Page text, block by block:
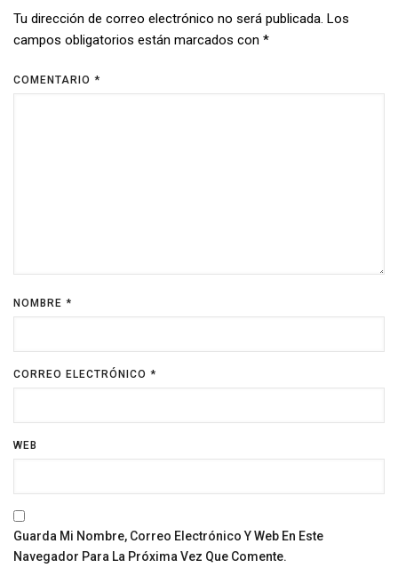
Tu dirección de correo electrónico no será publicada. Los
campos obligatorios están marcados con *
COMENTARIO *
NOMBRE *
CORREO ELECTRÓNICO *
WEB
Guarda Mi Nombre, Correo Electrónico Y Web En Este
Navegador Para La Próxima Vez Que Comente.